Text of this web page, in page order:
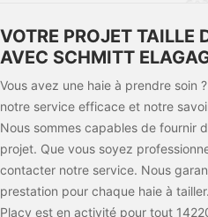
VOTRE PROJET TAILLE
AVEC SCHMITT
Vous avez une haie à prendre soin
notre service efficace et notre
Nous sommes capables de fournir
projet. Que vous soyez
contacter notre service. Nous
prestation pour chaque haie à
Placy est en activité pour tout